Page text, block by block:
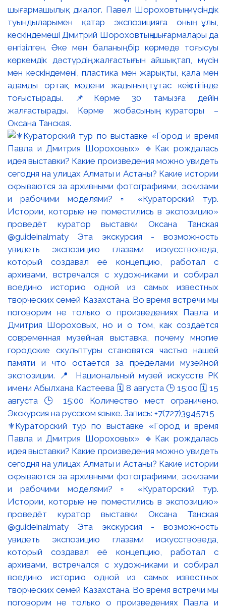
шығармашылық диалог. Павел Шороховтың мүсіндік
туындыларымен қатар экспозицияға оның ұлы,
кескіндемеші Дмитрий Шороховтың шығармалары да
енгізілген. Әке мен баланың бір көрмеде тоғысуы
көркемдік дәстүрдің жалғастығын айшықтап, мүсін
мен кескіндемені, пластика мен жарықты, қала мен
адамды ортақ мәдени жадының тұтас кеңістігінде
тоғыстырады. 📌Көрме 30 тамызға дейін
жалғастырады. Көрме жобасының кураторы –
Оксана Танская.
⚜️Кураторский тур по выставке «Город и время
Павла и Дмитрия Шороховых» 🔹Как рождалась
идея выставки? Какие произведения можно увидеть
сегодня на улицах Алматы и Астаны? Какие истории
скрываются за архивными фотографиями, эскизами
и рабочими моделями? ▫️ «Кураторский тур.
Истории, которые не поместились в экспозицию»
проведёт куратор выставки Оксана Танская
@guideinalmaty Эта экскурсия - возможность
увидеть экспозицию глазами искусствоведа,
который создавал её концепцию, работал с
архивами, встречался с художниками и собирал
воедино историю одной из самых известных
творческих семей Казахстана. Во время встречи мы
поговорим не только о произведениях Павла и